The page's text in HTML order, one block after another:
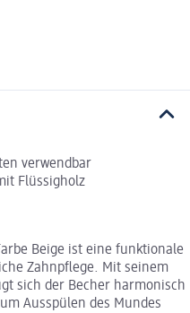
verwendbar
Flüssigholz
Beige ist eine funktionale
Zahnpflege. Mit seinem
sich der Becher harmonisch
Ausspülen des Mundes